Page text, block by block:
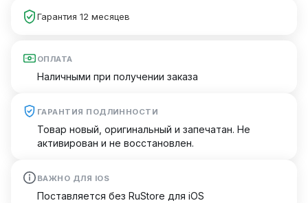
Гарантия 12 месяцев
ОПЛАТА
Наличными при получении заказа
ГАРАНТИЯ ПОДЛИННОСТИ
Товар новый, оригинальный и запечатан. Не
активирован и не восстановлен.
ВАЖНО ДЛЯ IOS
Поставляется без RuStore для iOS